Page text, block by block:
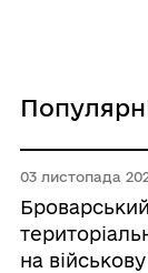
03 листопада
на